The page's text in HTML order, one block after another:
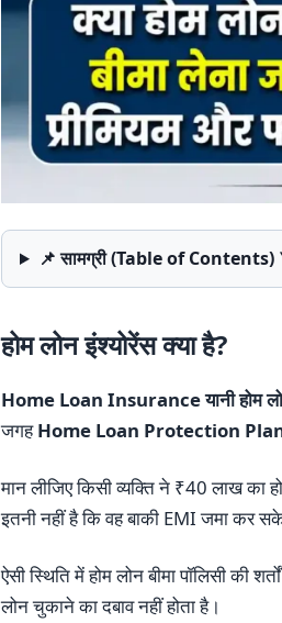
📌 सामग्री (Table of Contents)
होम लोन इंश्योरेंस क्या है?
Home Loan Insurance यानी होम
जगहHome Loan Protection Plan
मान लीजिए किसी व्यक्ति ने ₹40 लाख का
इतनी नहीं है कि वह बाकी EMI जमा कर
ऐसी स्थिति में होम लोन बीमा पॉलिसी की
लोन चुकाने का दबाव नहीं होता है।